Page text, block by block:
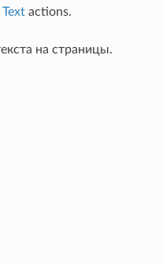
Textactions.
на страницы.